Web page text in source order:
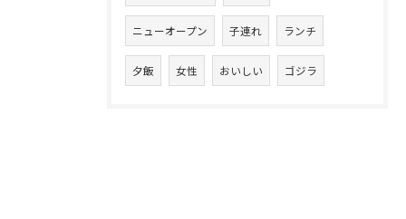
ニューオープン 子連れ ランチ
夕飯 女性 おいしい ゴジラ